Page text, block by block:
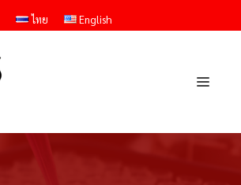
ไทย English
Menu